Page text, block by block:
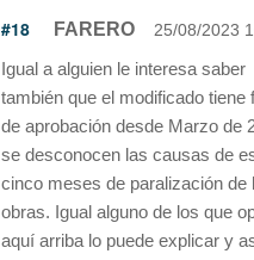
#18 FARERO 25/08/2023
Igual a alguien le interesa saber
también que el modificado tiene
de aprobación desde Marzo de
se desconocen las causas de
cinco meses de paralización de
obras. Igual alguno de los que
aquí arriba lo puede explicar y